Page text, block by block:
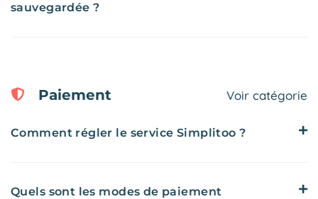
sauvegardée ?
Paiement Voir catégorie
Comment régler le service Simplitoo ?
Quels sont les modes de paiement